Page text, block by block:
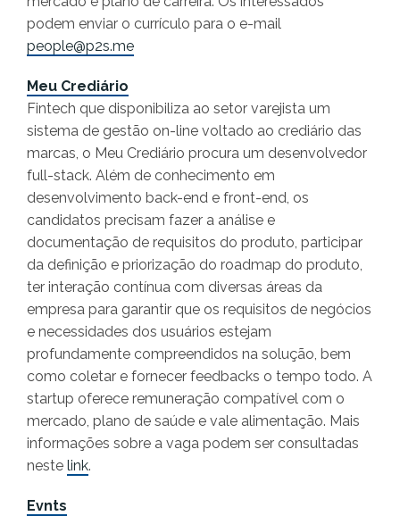
podem enviar o currículo para o e-mail
people@p2s.me
Meu Crediário
Fintech que disponibiliza ao setor varejista um
sistema de gestão on-line voltado ao crediário das
marcas, o Meu Crediário procura um desenvolvedor
full-stack. Além de conhecimento em
desenvolvimento back-end e front-end, os
candidatos precisam fazer a análise e
documentação de requisitos do produto, participar
da definição e priorização do roadmap do produto,
ter interação contínua com diversas áreas da
empresa para garantir que os requisitos de negócios
e necessidades dos usuários estejam
profundamente compreendidos na solução, bem
como coletar e fornecer feedbacks o tempo todo. A
startup oferece remuneração compatível com o
mercado, plano de saúde e vale alimentação. Mais
informações sobre a vaga podem ser consultadas
neste link.
Evnts